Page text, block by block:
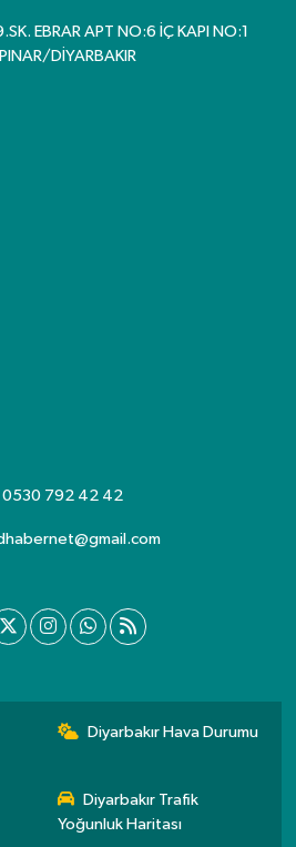
EBRAR APT NO:6 İÇ KAPI NO:1
DİYARBAKIR
0530 792 42 42
Diyarbakır Hava Durumu
Diyarbakır Trafik
Yoğunluk Haritası